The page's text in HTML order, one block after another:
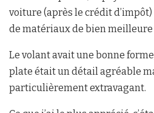
voiture (après le crédit
de matériaux de bien
Le volant avait une bonne
plate était un détail agréable
particulièrement extravagant.